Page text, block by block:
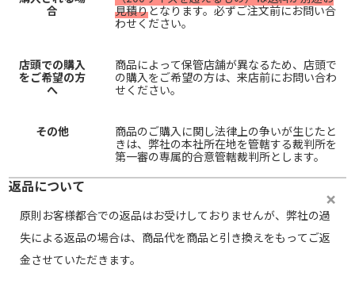
合
見積りとなります。必ずご注文前にお問い合
わせください。
店頭での購入
をご希望の方
へ
商品によって保管店舗が異なるため、店頭で
の購入をご希望の方は、来店前にお問い合わ
せください。
その他
商品のご購入に関し法律上の争いが生じたと
きは、弊社の本社所在地を管轄する裁判所を
第一審の専属的合意管轄裁判所とします。
返品について
原則お客様都合での返品はお受けしておりませんが、弊社の過
失による返品の場合は、商品代を商品と引き換えをもってご返
金させていただきます。